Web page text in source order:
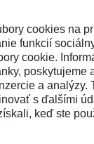
cookies na
funkcií
cookie.
poskytujeme
a analýzy.
s ďalšími
keď ste